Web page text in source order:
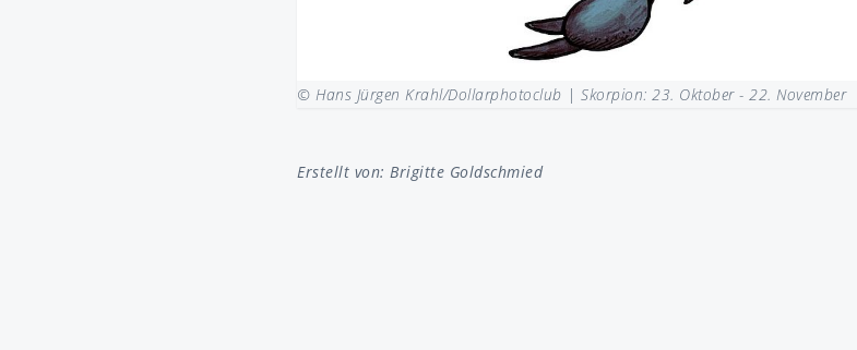
© Hans Jürgen Krahl/Dollarphotoclub | Skorpion: 23. Oktober - 22. November
Erstellt von: Brigitte Goldschmied